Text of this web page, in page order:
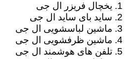
یخچال فریزر ال جی
ساید بای ساید ال جی
ماشین لباسشویی ال جی
ماشین ظرفشویی ال جی
تلفن های هوشمند ال جی